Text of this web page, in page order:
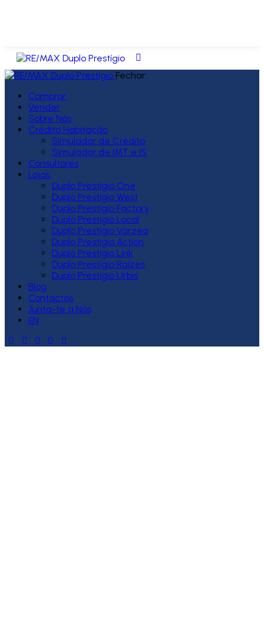
Fechar
Comprar
Vender
Sobre Nós
Crédito Habitação
Simulador de Crédito
Simulador de IMT e IS
Consultores
Lojas
Duplo Prestígio One
Duplo Prestígio West
Duplo Prestígio Factory
Duplo Prestígio Local
Duplo Prestígio Várzea
Duplo Prestígio Action
Duplo Prestígio Link
Duplo Prestígio Raízes
Duplo Prestígio Urbis
Blog
Contactos
Junta-te a Nós
EN